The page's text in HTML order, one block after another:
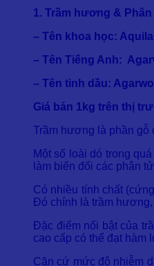
1. Trầm hương & Phân
– Tên khoa học:
– Tên Tiếng Anh:
– Tên tinh dầu:
Giá bán 1kg trên thị
Trầm hương là phần gỗ
Một số loài dó trong
làm biến đổi các phân
Có nhiều tính chất
Đó chính là trầm hương,
Đặc điểm nổi bật của
cao cấp có thể đạt hàm
Căn cứ mức độ nhiễm